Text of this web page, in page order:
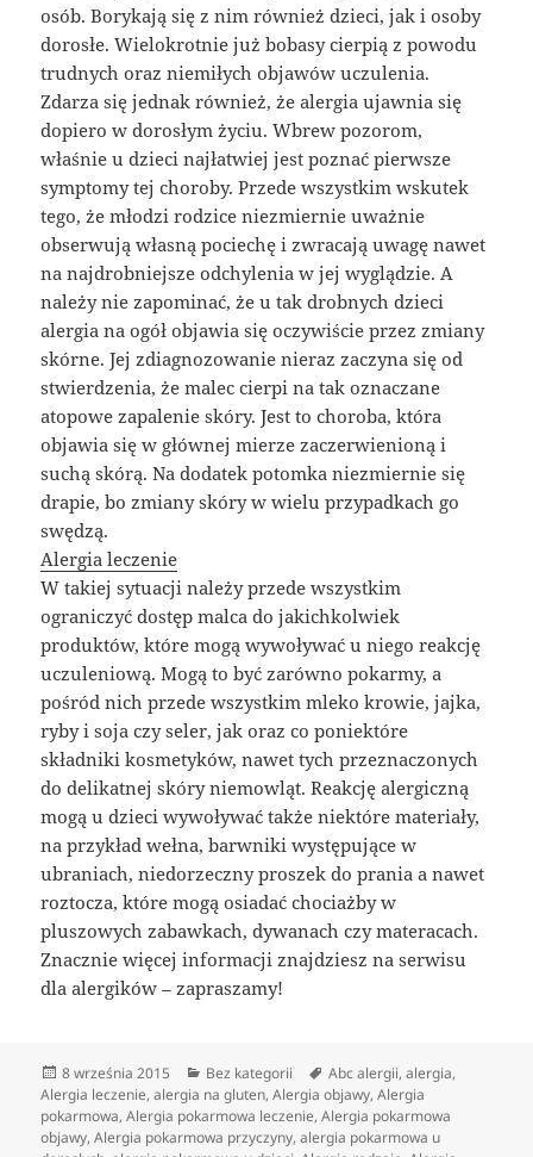
osób. Borykają się z nim również dzieci, jak i osoby
dorosłe. Wielokrotnie już bobasy cierpią z powodu
trudnych oraz niemiłych objawów uczulenia.
Zdarza się jednak również, że alergia ujawnia się
dopiero w dorosłym życiu. Wbrew pozorom,
właśnie u dzieci najłatwiej jest poznać pierwsze
symptomy tej choroby. Przede wszystkim wskutek
tego, że młodzi rodzice niezmiernie uważnie
obserwują własną pociechę i zwracają uwagę nawet
na najdrobniejsze odchylenia w jej wyglądzie. A
należy nie zapominać, że u tak drobnych dzieci
alergia na ogół objawia się oczywiście przez zmiany
skórne. Jej zdiagnozowanie nieraz zaczyna się od
stwierdzenia, że malec cierpi na tak oznaczane
atopowe zapalenie skóry. Jest to choroba, która
objawia się w głównej mierze zaczerwienioną i
suchą skórą. Na dodatek potomka niezmiernie się
drapie, bo zmiany skóry w wielu przypadkach go
swędzą.
Alergia leczenie
W takiej sytuacji należy przede wszystkim
ograniczyć dostęp malca do jakichkolwiek
produktów, które mogą wywoływać u niego reakcję
uczuleniową. Mogą to być zarówno pokarmy, a
pośród nich przede wszystkim mleko krowie, jajka,
ryby i soja czy seler, jak oraz co poniektóre
składniki kosmetyków, nawet tych przeznaczonych
do delikatnej skóry niemowląt. Reakcję alergiczną
mogą u dzieci wywoływać także niektóre materiały,
na przykład wełna, barwniki występujące w
ubraniach, niedorzeczny proszek do prania a nawet
roztocza, które mogą osiadać chociażby w
pluszowych zabawkach, dywanach czy materacach.
Znacznie więcej informacji znajdziesz na serwisu
dla alergików – zapraszamy!
Data
publikacji
8 września 2015 Kategorie
Bez kategorii Tagi
Abc alergii,alergia,
Alergia leczenie,alergia na gluten,Alergia objawy,Alergia
pokarmowa,Alergia pokarmowa leczenie,Alergia pokarmowa
objawy,Alergia pokarmowa przyczyny,alergia pokarmowa u